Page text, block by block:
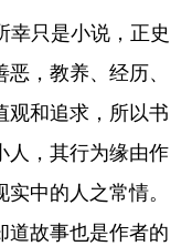
幸只是小说，正史
，教养、经历、
观和追求，所以书
人，其行为缘由作
中的人之常情。
道故事也是作者的